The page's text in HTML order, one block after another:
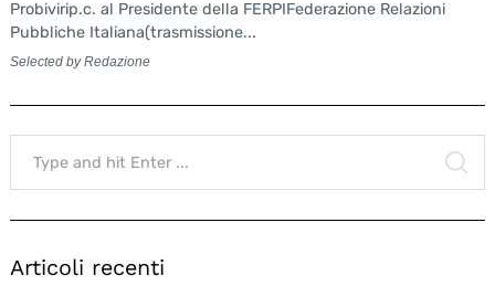
Probivirip.c. al Presidente della FERPIFederazione Relazioni
Pubbliche Italiana(trasmissione...
Selected by Redazione
Search
for:
Articoli recenti